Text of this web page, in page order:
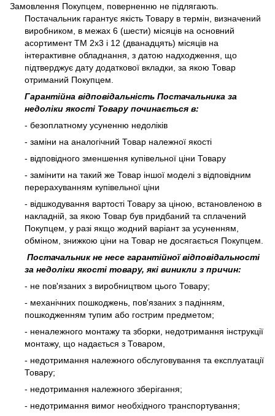
Замовлення Покупцем, поверненню не підлягають.
Постачальник гарантує якість Товару в термін, визначений
виробником, в межах 6 (шести) місяців на основний
асортимент ТМ 2х3 і 12 (дванадцять) місяців на
інтерактивне обладнання, з датою надходження, що
підтверджує дату додаткової вкладки, за якою Товар
отриманий Покупцем.
Гарантійна відповідальність Постачальника за
недоліки якості Товару починається в:
- безоплатному усуненню недоліків
- заміни на аналогічний Товар належної якості
- відповідного зменшення купівельної ціни Товару
- замінити на такий же Товар іншої моделі з відповідним
перерахуванням купівельної ціни
- відшкодування вартості Товару за ціною, встановленою в
накладній, за якою Товар був придбаний та сплачений
Покупцем, у разі якщо жодний варіант за усуненням,
обміном, знижкою ціни на Товар не досягається Покупцем.
Постачальник не несе гарантійної відповідальності
за недоліки якості товару, які виникли з причин:
- не пов'язаних з виробництвом цього Товару;
- механічних пошкоджень, пов'язаних з падінням,
пошкодженням тупим або гострим предметом;
- неналежного монтажу та зборки, недотримання інструкції
монтажу, що надається з Товаром,
- недотримання належного обслуговування та експлуатації
Товару;
- недотримання належного зберігання;
- недотримання вимог необхідного транспортування;